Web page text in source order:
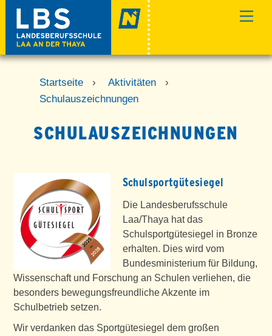
content
Startseite › Aktivitäten
›
Schulauszeichnungen
SCHULAUSZEICHNUNGEN
Schulsportgütesiegel
Die Landesberufsschule
Laa/Thaya hat das
Schulsportgütesiegel in Bronze
erhalten. Dies wird vom
Bundesministerium für Bildung,
Wissenschaft und Forschung an Schulen verliehen, die
besonders bewegungsfreundliche Akzente im
Schulbetrieb setzen.
Wir verdanken das Sportgütesiegel dem großen